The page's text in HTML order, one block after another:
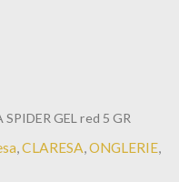
SPIDER GEL red 5 GR
,CLARESA,ONGLERIE,